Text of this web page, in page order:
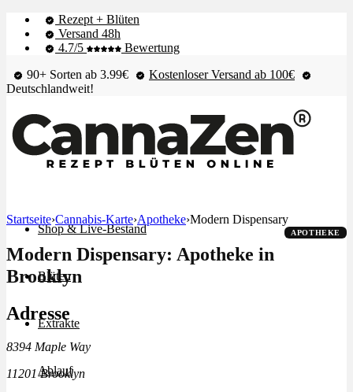
Rezept + Blüten
Versand 48h
4.7/5
Bewertung
90+ Sorten ab 3.99€
Kostenloser Versand ab 100€
Deutschlandweit!
Shop & Live-Bestand
Blüten
Extrakte
Ablauf
Startseite›Cannabis-Karte›Apotheke›Modern Dispensary
APOTHEKE
Modern Dispensary: Apotheke in
Brooklyn
Adresse
8394 Maple Way
11201 Brooklyn